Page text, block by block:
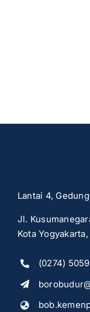
Lantai 4,
Jl.
Kota
(0274)